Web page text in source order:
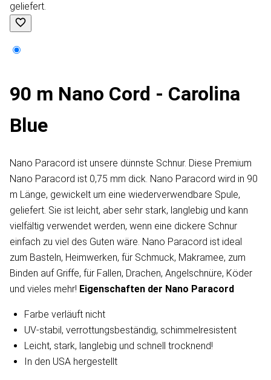
geliefert.
90 m Nano Cord - Carolina
Blue
Nano Paracord ist unsere dünnste Schnur. Diese Premium
Nano Paracord ist 0,75 mm dick. Nano Paracord wird in 90
m Länge, gewickelt um eine wiederverwendbare Spule,
geliefert. Sie ist leicht, aber sehr stark, langlebig und kann
vielfältig verwendet werden, wenn eine dickere Schnur
einfach zu viel des Guten wäre. Nano Paracord ist ideal
zum Basteln, Heimwerken, für Schmuck, Makramee, zum
Binden auf Griffe, für Fallen, Drachen, Angelschnüre, Köder
und vieles mehr! Eigenschaften der Nano Paracord
Farbe verläuft nicht
UV-stabil, verrottungsbeständig, schimmelresistent
Leicht, stark, langlebig und schnell trocknend!
In den USA hergestellt